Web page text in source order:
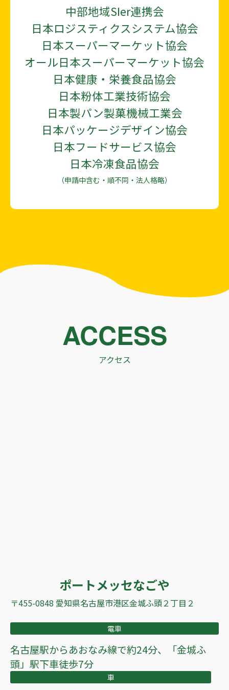
中部地域SIer連携会
日本ロジスティクスシステム協会
日本スーパーマーケット協会
オール日本スーパーマーケット協会
日本健康・栄養食品協会
日本粉体工業技術協会
日本製パン製菓機械工業会
日本パッケージデザイン協会
日本フードサービス協会
日本冷凍食品協会
（申請中含む・順不同・法人格略）
ACCESS
アクセス
ポートメッセなごや
〒455-0848 愛知県名古屋市港区金城ふ頭２丁目２
電車
名古屋駅からあおなみ線で約24分、「金城ふ
頭」駅下車徒歩7分
車